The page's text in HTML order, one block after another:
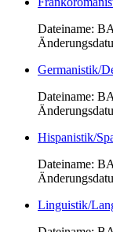
Dateiname:
Germanistik/
Dateiname:
Hispanistik/
Dateiname:
Linguistik/